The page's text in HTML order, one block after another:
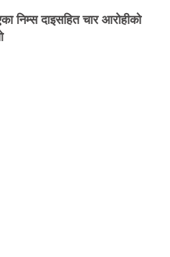
निम्स दाइसहित चार आरोहीको